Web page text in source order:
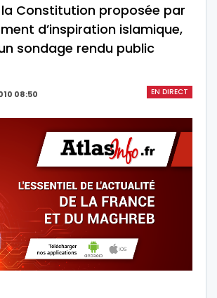
Constitution proposée par
d’inspiration islamique,
sondage rendu public
EN DIRECT
08:50